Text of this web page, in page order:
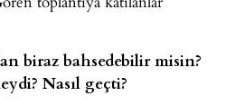
biraz bahsedebilir misin?
Nasıl geçti?